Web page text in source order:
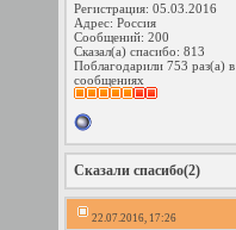
Регистрация: 05.03.2016
Адрес: Россия
Сообщений: 200
Сказал(а) спасибо: 813
Поблагодарили 753 раз(а)
сообщениях
Сказали спасибо(2)
22.07.2016, 17:26